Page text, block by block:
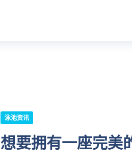
泳池资讯
想要拥有一座完美